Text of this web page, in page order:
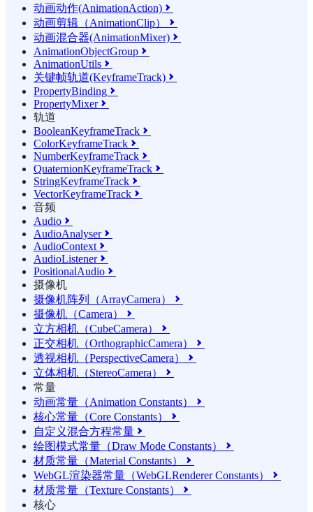
动画动作(AnimationAction) 
动画剪辑（AnimationClip） 
动画混合器(AnimationMixer) 
AnimationObjectGroup 
AnimationUtils 
关键帧轨道(KeyframeTrack) 
PropertyBinding 
PropertyMixer
轨道
BooleanKeyframeTrack 
ColorKeyframeTrack 
NumberKeyframeTrack 
QuaternionKeyframeTrack 
StringKeyframeTrack 
VectorKeyframeTrack 
音频
Audio 
AudioAnalyser
AudioContext 
AudioListener
PositionalAudio 
摄像机
摄像机阵列（ArrayCamera）

摄像机（Camera） 
立方相机（CubeCamera） 
正交相机（OrthographicCamera） 
透视相机（PerspectiveCamera） 
立体相机（StereoCamera） 
常量
动画常量（Animation Constants）

核心常量（Core Constants） 
自定义混合方程常量 
绘图模式常量（Draw Mode Constants） 
材质常量（Material Constants） 
WebGL渲染器常量（WebGLRenderer Constants） 
材质常量（Texture Constants） 
核心